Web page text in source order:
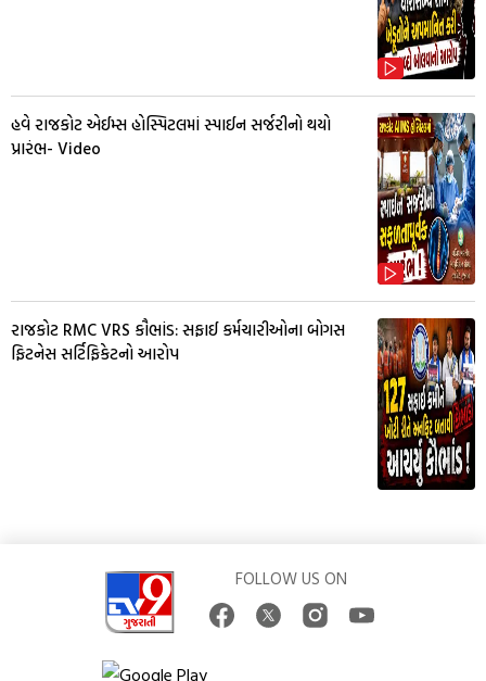
હવે રાજકોટ એઈમ્સ હોસ્પિટલમાં સ્પાઈન સર્જરીનો થયો
પ્રારંભ- Video
રાજકોટ RMC VRS કૌભાંડ: સફાઈ કર્મચારીઓના બોગસ
ફિટનેસ સર્ટિફિકેટનો આરોપ
FOLLOW US ON